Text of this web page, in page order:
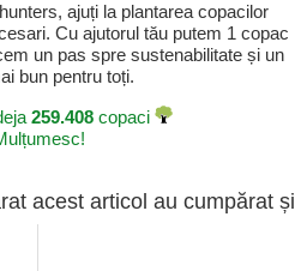
ajuți la plantarea copacilor
Cu ajutorul tău putem 1 copac
un pas spre sustenabilitate și un
bun pentru toți.
259.408copaci
acest articol au cumpărat și